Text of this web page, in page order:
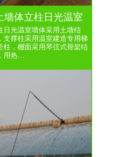
墙体立柱日光温室
日光温室墙体采用土墙结
支撑柱采用温室建造专用梯
柱，棚面采用琴弦式骨架结
用热…